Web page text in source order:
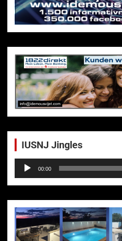
IUSNJ Jingles
Audio-
Player
00:00